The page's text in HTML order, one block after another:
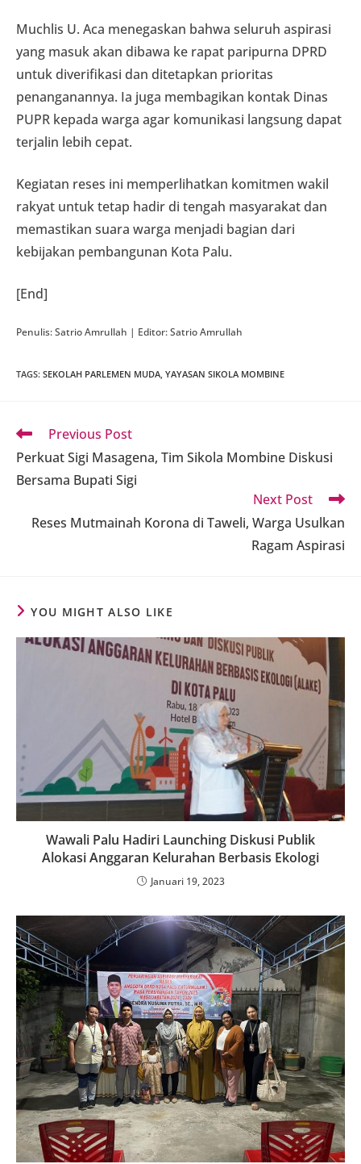
Muchlis U. Aca menegaskan bahwa seluruh aspirasi
yang masuk akan dibawa ke rapat paripurna DPRD
untuk diverifikasi dan ditetapkan prioritas
penanganannya. Ia juga membagikan kontak Dinas
PUPR kepada warga agar komunikasi langsung dapat
terjalin lebih cepat.
Kegiatan reses ini memperlihatkan komitmen wakil
rakyat untuk tetap hadir di tengah masyarakat dan
memastikan suara warga menjadi bagian dari
kebijakan pembangunan Kota Palu.
[End]
Penulis: Satrio Amrullah | Editor: Satrio Amrullah
TAGS: SEKOLAH PARLEMEN MUDA, YAYASAN SIKOLA MOMBINE
Read
more
articles
Previous Post
Perkuat Sigi Masagena, Tim Sikola Mombine Diskusi
Bersama Bupati Sigi
Next Post
Reses Mutmainah Korona di Taweli, Warga Usulkan
Ragam Aspirasi
YOU MIGHT ALSO LIKE
Wawali Palu Hadiri Launching Diskusi Publik
Alokasi Anggaran Kelurahan Berbasis Ekologi
Januari 19, 2023